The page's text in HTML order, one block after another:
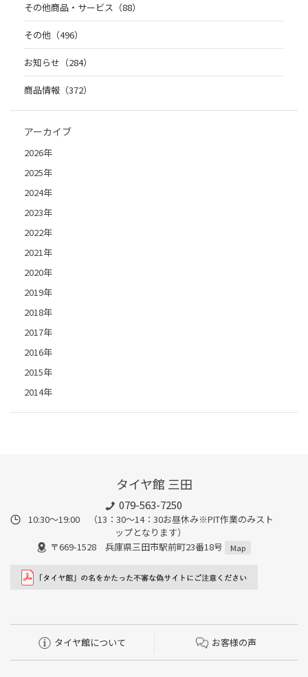
その他商品・サービス（88）
その他（496）
お知らせ（284）
商品情報（372）
アーカイブ
2026年
2025年
2024年
2023年
2022年
2021年
2020年
2019年
2018年
2017年
2016年
2015年
2014年
タイヤ館 三田
079-563-7250
10:30～19:00 （13：30～14：30お昼休み※PIT作業のみスト
ップとなります）
〒669-1528 兵庫県三田市駅前町23番18号
Map
タイヤ館について お客様の声